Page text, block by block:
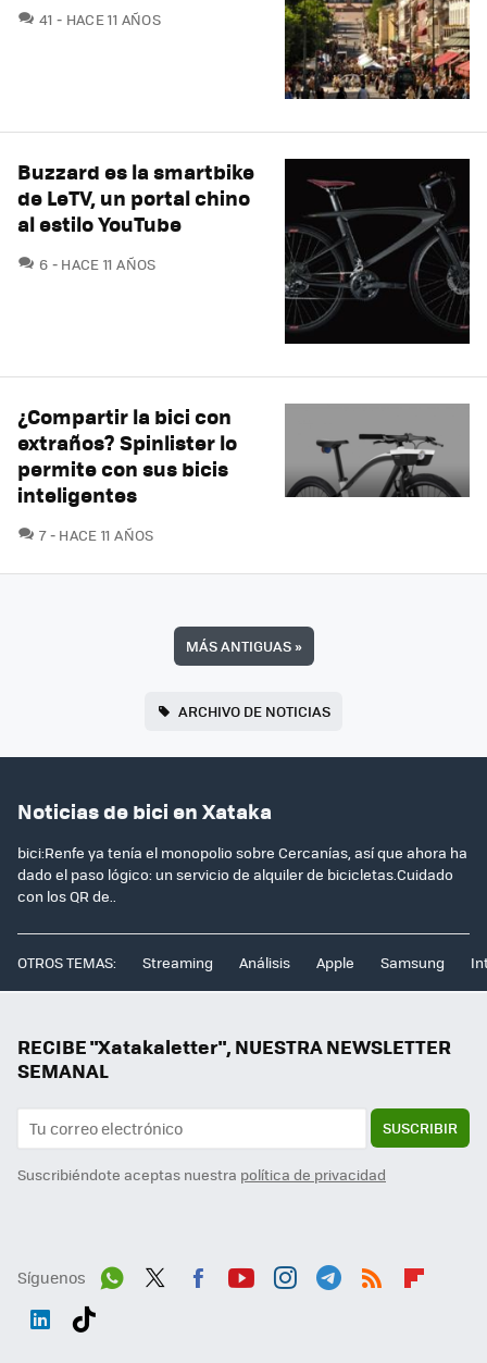
41 COMENTARIOS
HACE 11 AÑOS
Buzzard es la smartbike
de LeTV, un portal chino
al estilo YouTube
6 COMENTARIOS
HACE 11 AÑOS
¿Compartir la bici con
extraños? Spinlister lo
permite con sus bicis
inteligentes
7COMENTARIOS
HACE 11 AÑOS
MÁS ANTIGUAS»
ARCHIVO DE NOTICIAS
Noticias de bici en Xataka
bici:Renfe ya tenía el monopolio sobre Cercanías, así que ahora ha
dado el paso lógico: un servicio de alquiler de bicicletas.Cuidado
con los QR de..
OTROS TEMAS: Streaming Análisis Apple Samsung
RECIBE "Xatakaletter", NUESTRA NEWSLETTER
SEMANAL
SUSCRIBIR
Suscribiéndote aceptas nuestra política de privacidad
Síguenos